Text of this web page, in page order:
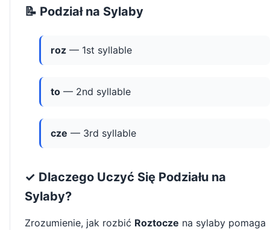
📝 Podział na Sylaby
roz — 1st syllable
to — 2nd syllable
cze — 3rd syllable
✓ Dlaczego Uczyć Się Podziału na
Sylaby?
Zrozumienie, jak rozbić Roztocze na sylaby pomaga